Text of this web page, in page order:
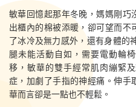
敏華回憶起那年冬晚，媽媽剛巧
出櫃內的棉被添暖，卻可望而不
了冰冷及無力感外，還有身體的
腿未能活動自如，需要電動輪
移，敏華的雙手經常肌肉繃緊
症，加劇了手指的神經痛。伸手
華而言卻是一點也不輕鬆。